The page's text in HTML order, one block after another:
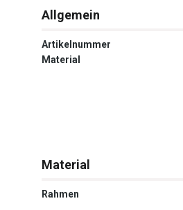
Allgemein
Artikelnummer
Material
Material
Rahmen